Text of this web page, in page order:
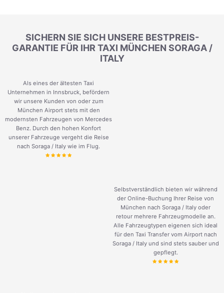
SICHERN SIE SICH UNSERE BESTPREIS-
GARANTIE FÜR IHR TAXI MÜNCHEN SORAGA /
ITALY
Als eines der ältesten Taxi
Unternehmen in Innsbruck, befördern
wir unsere Kunden von oder zum
München Airport stets mit den
modernsten Fahrzeugen von Mercedes
Benz. Durch den hohen Konfort
unserer Fahrzeuge vergeht die Reise
nach Soraga / Italy wie im Flug.
Selbstverständlich bieten wir während
der Online-Buchung Ihrer Reise von
München nach Soraga / Italy oder
retour mehrere Fahrzeugmodelle an.
Alle Fahrzeugtypen eigenen sich ideal
für den Taxi Transfer vom Airport nach
Soraga / Italy und sind stets sauber und
gepflegt.